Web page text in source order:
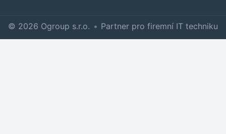
© 2026 Ogroup s.r.o. • Partner pro firemní IT techniku